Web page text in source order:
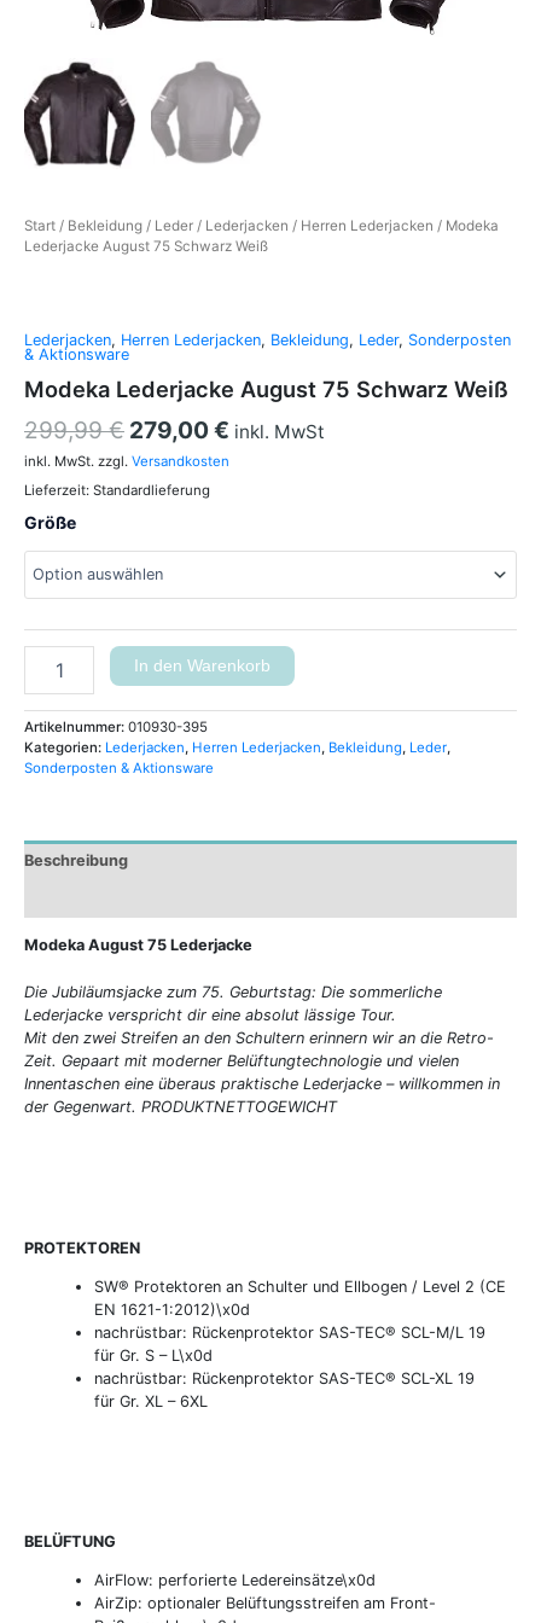
Start / Bekleidung / Leder / Lederjacken / Herren Lederjacken / Modeka
Lederjacke August 75 Schwarz Weiß
Lederjacken, Herren Lederjacken, Bekleidung, Leder, Sonderposten
& Aktionsware
Modeka Lederjacke August 75 Schwarz Weiß
299,99€ 279,00€ inkl. MwSt
inkl. MwSt. zzgl. Versandkosten
Lieferzeit: Standardlieferung
Größe
In den Warenkorb
Artikelnummer: 010930-395
Kategorien: Lederjacken, Herren Lederjacken, Bekleidung, Leder,
Sonderposten & Aktionsware
Beschreibung
Modeka August 75 Lederjacke
Die Jubiläumsjacke zum 75. Geburtstag: Die sommerliche
Lederjacke verspricht dir eine absolut lässige Tour.
Mit den zwei Streifen an den Schultern erinnern wir an die Retro-
Zeit. Gepaart mit moderner Belüftungtechnologie und vielen
Innentaschen eine überaus praktische Lederjacke – willkommen in
der Gegenwart. PRODUKTNETTOGEWICHT
PROTEKTOREN
SW® Protektoren an Schulter und Ellbogen / Level 2 (CE
EN 1621-1:2012)\x0d
nachrüstbar: Rückenprotektor SAS-TEC® SCL-M/L 19
für Gr. S – L\x0d
nachrüstbar: Rückenprotektor SAS-TEC® SCL-XL 19
für Gr. XL – 6XL
BELÜFTUNG
AirFlow: perforierte Ledereinsätze\x0d
AirZip: optionaler Belüftungsstreifen am Front-